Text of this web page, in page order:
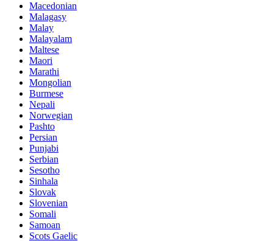
Macedonian
Malagasy
Malay
Malayalam
Maltese
Maori
Marathi
Mongolian
Burmese
Nepali
Norwegian
Pashto
Persian
Punjabi
Serbian
Sesotho
Sinhala
Slovak
Slovenian
Somali
Samoan
Scots Gaelic